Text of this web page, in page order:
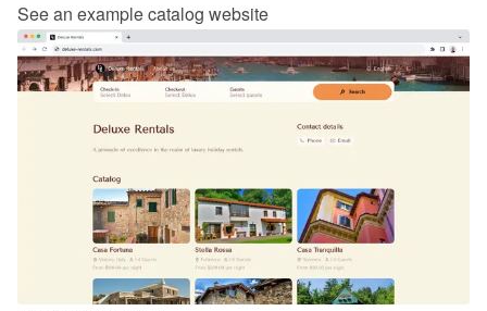
See an example catalog website